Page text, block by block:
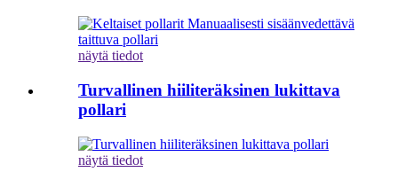
näytä tiedot
Turvallinen hiiliteräksinen lukittava
pollari
näytä tiedot